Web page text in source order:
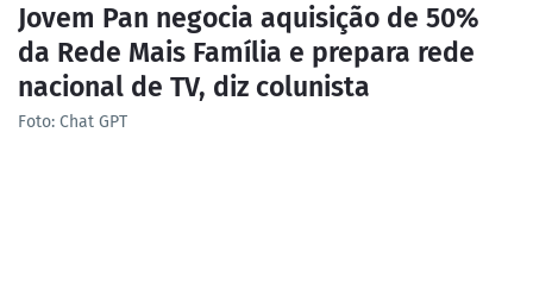
Jovem Pan negocia aquisição de 50%
da Rede Mais Família e prepara rede
nacional de TV, diz colunista
Foto: Chat GPT